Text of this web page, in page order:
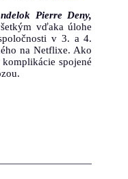
Pierre Deny,
vďaka úlohe
v 3. a 4.
na Netflixe. Ako
spojené